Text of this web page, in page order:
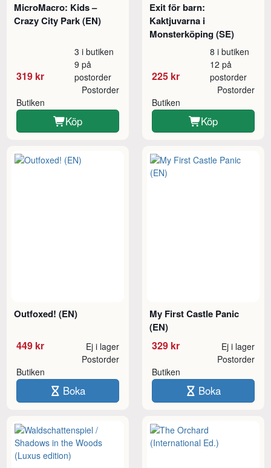
MicroMacro: Kids –
Crazy City Park (EN)
319 kr
3 i butiken
9 på
postorder
Butiken
Postorder
Köp
Exit för barn:
Kaktjuvarna i
Monsterköping (SE)
225 kr
8 i butiken
12 på
postorder
Butiken
Postorder
Köp
Outfoxed! (EN)
449 kr Ej i lager
Butiken
Postorder
Boka
My First Castle Panic
(EN)
329 kr Ej i lager
Butiken
Postorder
Boka